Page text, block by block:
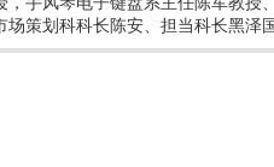
策划科科长陈安、担当科长黑泽